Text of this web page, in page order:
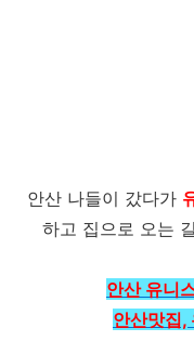
안산 나들이 갔다가
하고 집으로 오는
안산 유니
안산맛집,